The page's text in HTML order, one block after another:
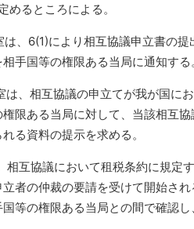
めるところによる。
、6(1)により相互協議申立書の
手国等の権限ある当局に通知する
、相互協議の申立てが我が国に
限ある当局に対して、当該相互
る資料の提示を求める。
互協議において租税条約に規定
者の仲裁の要請を受けて開始さ
等の権限ある当局との間で確認